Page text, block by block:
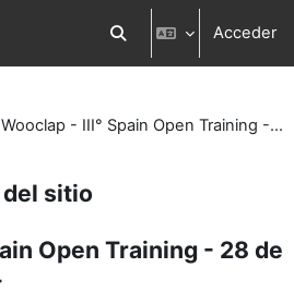
Selector de búsqueda
Acceder
Wooclap - III° Spain Open Training - 28 de Noviembre 2024
sitio
Open Training - 28 de